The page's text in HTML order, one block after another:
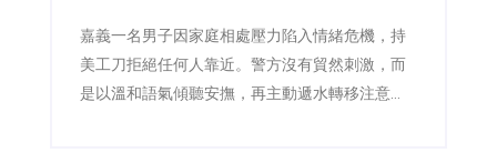
嘉義一名男子因家庭相處壓力陷入情緒危機，持
美工刀拒絕任何人靠近。警方沒有貿然刺激，而
是以溫和語氣傾聽安撫，再主動遞水轉移注意